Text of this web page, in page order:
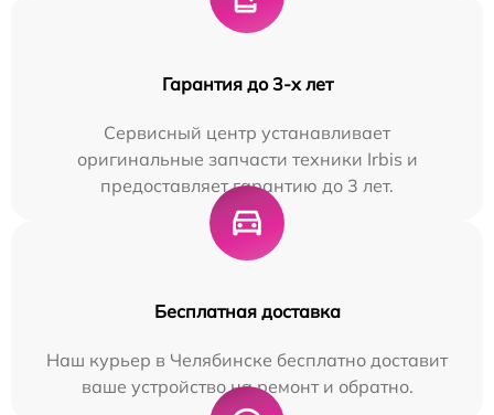
Гарантия до 3-х лет
Сервисный центр устанавливает
оригинальные запчасти техники Irbis и
предоставляет гарантию до 3 лет.
Бесплатная доставка
Наш курьер в Челябинске бесплатно доставит
ваше устройство на ремонт и обратно.